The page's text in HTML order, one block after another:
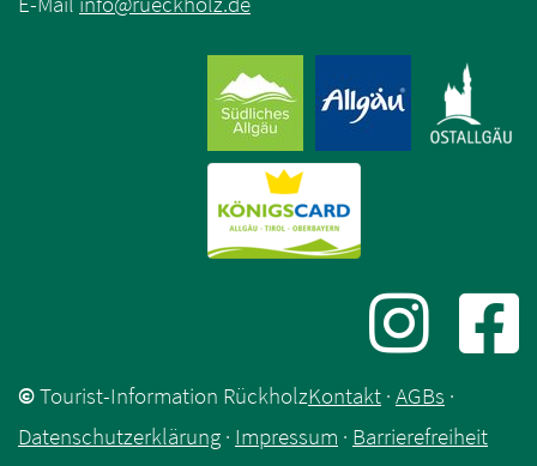
©Tourist-Information RückholzKontakt · AGBs ·
Datenschutzerklärung · Impressum · Barrierefreiheit